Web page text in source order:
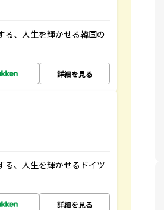
る、人生を輝かせる韓国の
詳細を見る
る、人生を輝かせるドイツ
詳細を見る